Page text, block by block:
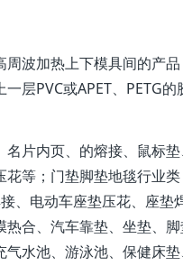
波加热上下模具间的产
PVC或APET、PETG的
片内页、的熔接、鼠标
等；门垫脚垫地毯行业
、电动车座垫压花、座
合、汽车靠垫、坐垫、
水池、游泳池、保健床